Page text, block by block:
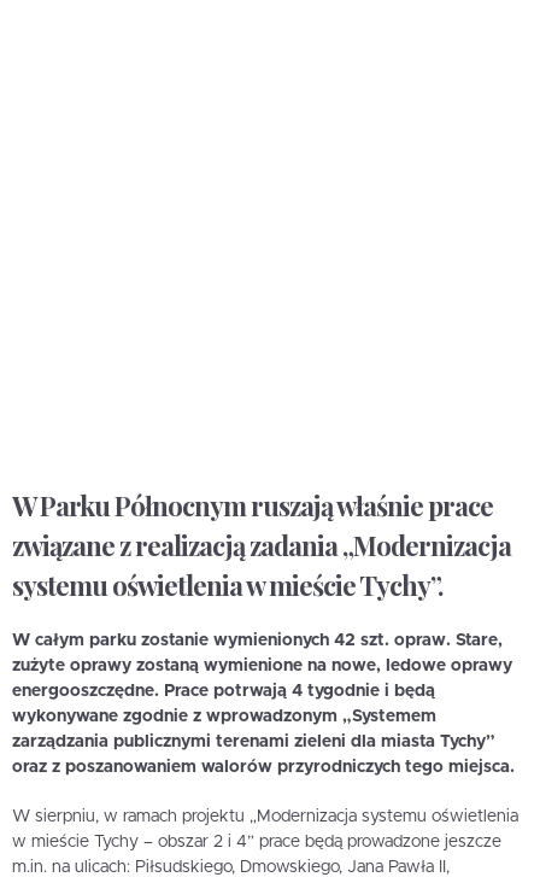
W Parku Północnym ruszają właśnie prace
związane z realizacją zadania „Modernizacja
systemu oświetlenia w mieście Tychy”.
W całym parku zostanie wymienionych 42 szt. opraw. Stare,
zużyte oprawy zostaną wymienione na nowe, ledowe oprawy
energooszczędne. Prace potrwają 4 tygodnie i będą
wykonywane zgodnie z wprowadzonym „Systemem
zarządzania publicznymi terenami zieleni dla miasta Tychy”
oraz z poszanowaniem walorów przyrodniczych tego miejsca.
W sierpniu, w ramach projektu „Modernizacja systemu oświetlenia
w mieście Tychy – obszar 2 i 4” prace będą prowadzone jeszcze
m.in. na ulicach: Piłsudskiego, Dmowskiego, Jana Pawła II,